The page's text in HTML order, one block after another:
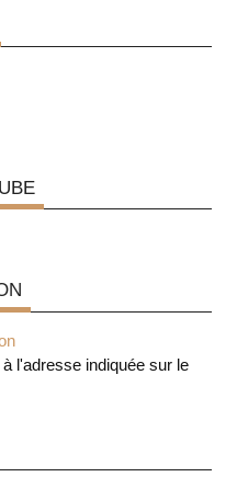
l'adresse indiquée sur le